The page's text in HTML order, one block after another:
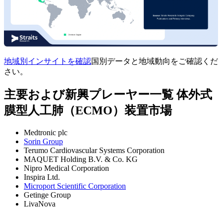
地域別インサイトを確認国別データと地域動向をご確認くだ
さい。
主要および新興プレーヤー一覧 体外式
膜型人工肺（ECMO）装置市場
Medtronic plc
Sorin Group
Terumo Cardiovascular Systems Corporation
MAQUET Holding B.V. & Co. KG
Nipro Medical Corporation
Inspira Ltd.
Microport Scientific Corporation
Getinge Group
LivaNova